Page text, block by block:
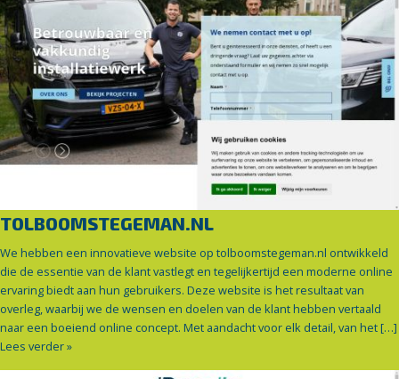
TOLBOOMSTEGEMAN.NL
We hebben een innovatieve website op tolboomstegeman.nl ontwikkeld
die de essentie van de klant vastlegt en tegelijkertijd een moderne online
ervaring biedt aan hun gebruikers. Deze website is het resultaat van
overleg, waarbij we de wensen en doelen van de klant hebben vertaald
naar een boeiend online concept. Met aandacht voor elk detail, van het […]
Lees verder »